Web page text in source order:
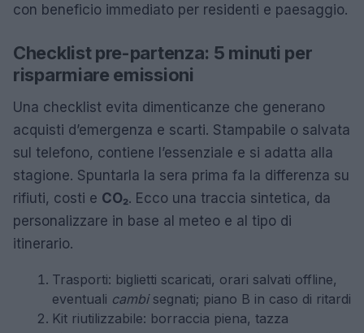
con beneficio immediato per residenti e paesaggio.
Checklist pre-partenza: 5 minuti per
risparmiare emissioni
Una checklist evita dimenticanze che generano
acquisti d’emergenza e scarti. Stampabile o salvata
sul telefono, contiene l’essenziale e si adatta alla
stagione. Spuntarla la sera prima fa la differenza su
rifiuti, costi e CO₂. Ecco una traccia sintetica, da
personalizzare in base al meteo e al tipo di
itinerario.
Trasporti: biglietti scaricati, orari salvati offline,
eventuali cambisegnati; piano B in caso di ritardi
Kit riutilizzabile: borraccia piena, tazza